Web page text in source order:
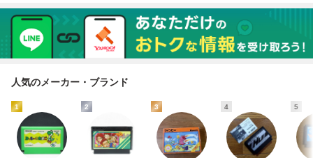
人気のメーカー・ブランド
1 2 3 4 5